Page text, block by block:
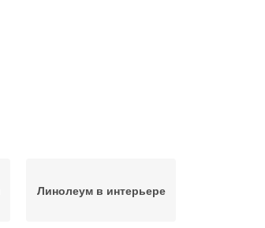
Линолеум в интерьере